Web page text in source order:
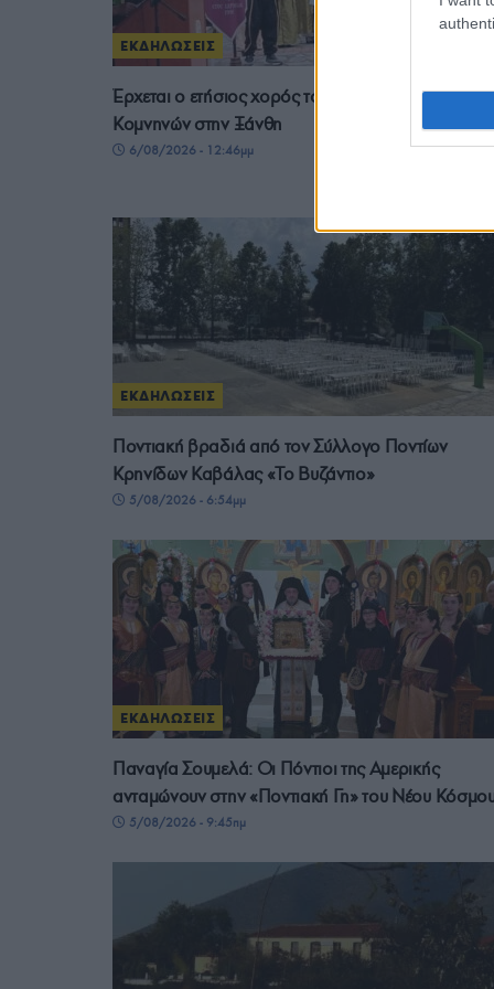
ΕΚΔΗΛΩΣΕΙΣ
Έρχεται ο ετήσιος χορός του Πολιτιστικού
Κομνηνών στην Ξάνθη
6/08/2026 - 12:46μμ
ΕΚΔΗΛΩΣΕΙΣ
Ποντιακή βραδιά από τον Σύλλογο Ποντίων
Κρηνίδων Καβάλας «Το Βυζάντιο»
5/08/2026 - 6:54μμ
ΕΚΔΗΛΩΣΕΙΣ
Παναγία Σουμελά: Οι Πόντιοι της Αμερικής
ανταμώνουν στην «Ποντιακή Γη» του Νέου
5/08/2026 - 9:45πμ